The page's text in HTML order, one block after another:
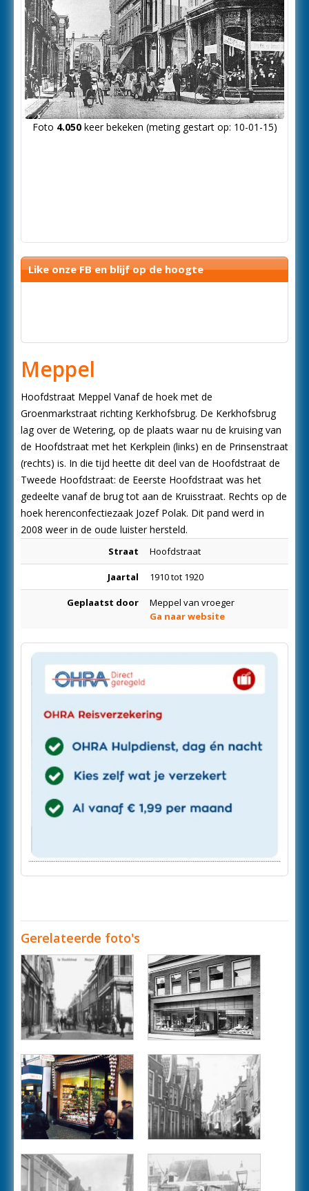
Foto 4.050keer bekeken (meting gestart op: 10-01-15)
Like onze FB en blijf op de hoogte
Meppel
Hoofdstraat Meppel Vanaf de hoek met de
Groenmarkstraat richting Kerkhofsbrug. De Kerkhofsbrug
lag over de Wetering, op de plaats waar nu de kruising van
de Hoofdstraat met het Kerkplein (links) en de Prinsenstraat
(rechts) is. In die tijd heette dit deel van de Hoofdstraat de
Tweede Hoofdstraat: de Eeerste Hoofdstraat was het
gedeelte vanaf de brug tot aan de Kruisstraat. Rechts op de
hoek herenconfectiezaak Jozef Polak. Dit pand werd in
2008 weer in de oude luister hersteld.
Straat Hoofdstraat
Jaartal 1910 tot 1920
Geplaatst door
Meppel van vroeger
Ga naar website
Gerelateerde foto's